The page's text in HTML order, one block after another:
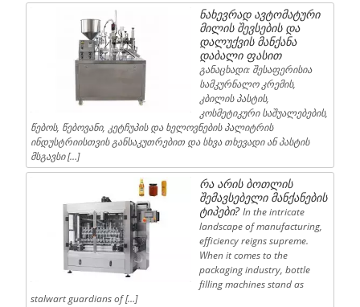
ნახევრად ავტომატური
მილის შევსების და
დალუქვის მანქანა
დაბალი ფასით
განაცხადი: შესაფერისია
სამკურნალო კრემის,
კბილის პასტის,
კოსმეტიკური საშუალებების,
წებოს, წებოვანი, კეტჩუპის და ხელოვნების პალიტრის
ინდუსტრიისთვის განსაკუთრებით და სხვა თხევადი ან პასტის
მსგავსი […]
რა არის ბოთლის
შემავსებელი მანქანების
ტიპები? In the intricate
landscape of manufacturing,
efficiency reigns supreme.
When it comes to the
packaging industry, bottle
filling machines stand as
stalwart guardians of […]